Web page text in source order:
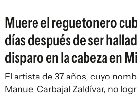
Muere el reguetonero
días después de ser
disparo en la cabeza en
El artista de 37 años, cuyo
Manuel Carbajal Zaldívar, no